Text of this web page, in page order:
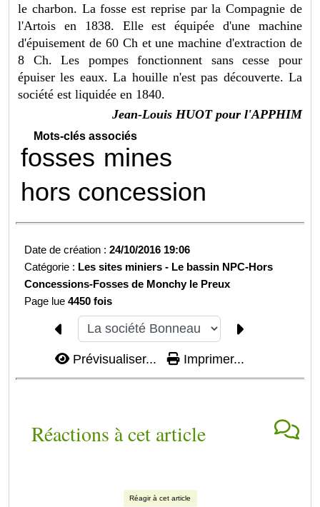
le charbon. La fosse est reprise par la Compagnie de
l'Artois en 1838. Elle est équipée d'une machine
d'épuisement de 60 Ch et une machine d'extraction de
8 Ch. Les pompes fonctionnent sans cesse pour
épuiser les eaux. La houille n'est pas découverte. La
société est liquidée en 1840.
Jean-Louis HUOT pour l'APPHIM
Mots-clés associés
fosses mines
hors concession
Date de création :24/10/2016 19:06
Catégorie : Les sites miniers - Le bassin NPC-Hors
Concessions-Fosses de Monchy le Preux
Page lue4450 fois
Prévisualiser... Imprimer...
Réactions à cet article
Réagir à cet article